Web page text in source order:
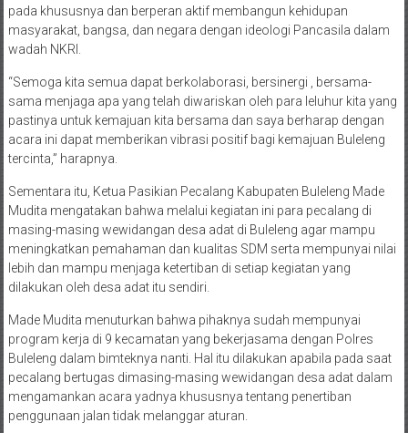
pada khususnya dan berperan aktif membangun kehidupan
masyarakat, bangsa, dan negara dengan ideologi Pancasila dalam
wadah NKRI.
“Semoga kita semua dapat berkolaborasi, bersinergi , bersama-
sama menjaga apa yang telah diwariskan oleh para leluhur kita yang
pastinya untuk kemajuan kita bersama dan saya berharap dengan
acara ini dapat memberikan vibrasi positif bagi kemajuan Buleleng
tercinta,” harapnya.
Sementara itu, Ketua Pasikian Pecalang Kabupaten Buleleng Made
Mudita mengatakan bahwa melalui kegiatan ini para pecalang di
masing-masing wewidangan desa adat di Buleleng agar mampu
meningkatkan pemahaman dan kualitas SDM serta mempunyai nilai
lebih dan mampu menjaga ketertiban di setiap kegiatan yang
dilakukan oleh desa adat itu sendiri.
Made Mudita menuturkan bahwa pihaknya sudah mempunyai
program kerja di 9 kecamatan yang bekerjasama dengan Polres
Buleleng dalam bimteknya nanti. Hal itu dilakukan apabila pada saat
pecalang bertugas dimasing-masing wewidangan desa adat dalam
mengamankan acara yadnya khususnya tentang penertiban
penggunaan jalan tidak melanggar aturan.